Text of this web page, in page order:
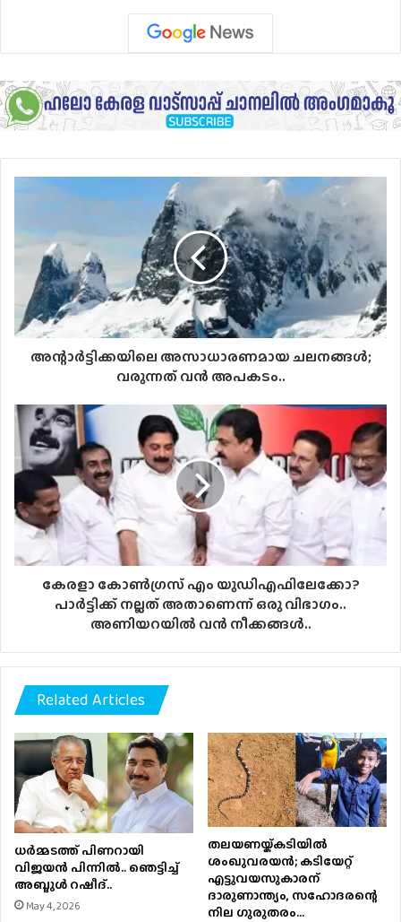
അന്റാർട്ടിക്കയിലെ
അസാധാരണമായ
വരുന്നത്
അപകടം..
അന്റാർട്ടിക്കയിലെ അസാധാരണമായ ചലനങ്ങൾ;
വരുന്നത് വൻ അപകടം..
കേരളാ
കോൺഗ്രസ്
എം
യുഡിഎഫിലേക്കോ?
പാർട്ടിക്ക്
നല്ലത്
അതാണെന്ന്
ഒരു
വിഭാഗം..
അണിയറയിൽ
കേരളാ കോൺഗ്രസ് എം യുഡിഎഫിലേക്കോ?
പാർട്ടിക്ക് നല്ലത് അതാണെന്ന് ഒരു വിഭാഗം..
അണിയറയിൽ വൻ നീക്കങ്ങൾ..
Related Articles
ധര്‍മ്മടത്ത് പിണറായി
വിജയന്‍ പിന്നില്‍.. ഞെട്ടിച്ച്
അബ്ദുൾ റഷീദ്..
May 4, 2026
തലയണയ്ക്കടിയില്‍
ശംഖുവരയന്‍; കടിയേറ്റ്
എട്ടുവയസുകാരന്
ദാരുണാന്ത്യം, സഹോദരന്റെ
നില ഗുരുതരം…